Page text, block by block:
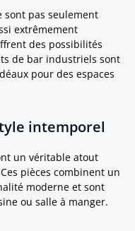
pas seulement
extrêmement
des possibilités
de bar industriels sont
pour des espaces
intemporel
un véritable atout
pièces combinent un
moderne et sont
ou salle à manger.